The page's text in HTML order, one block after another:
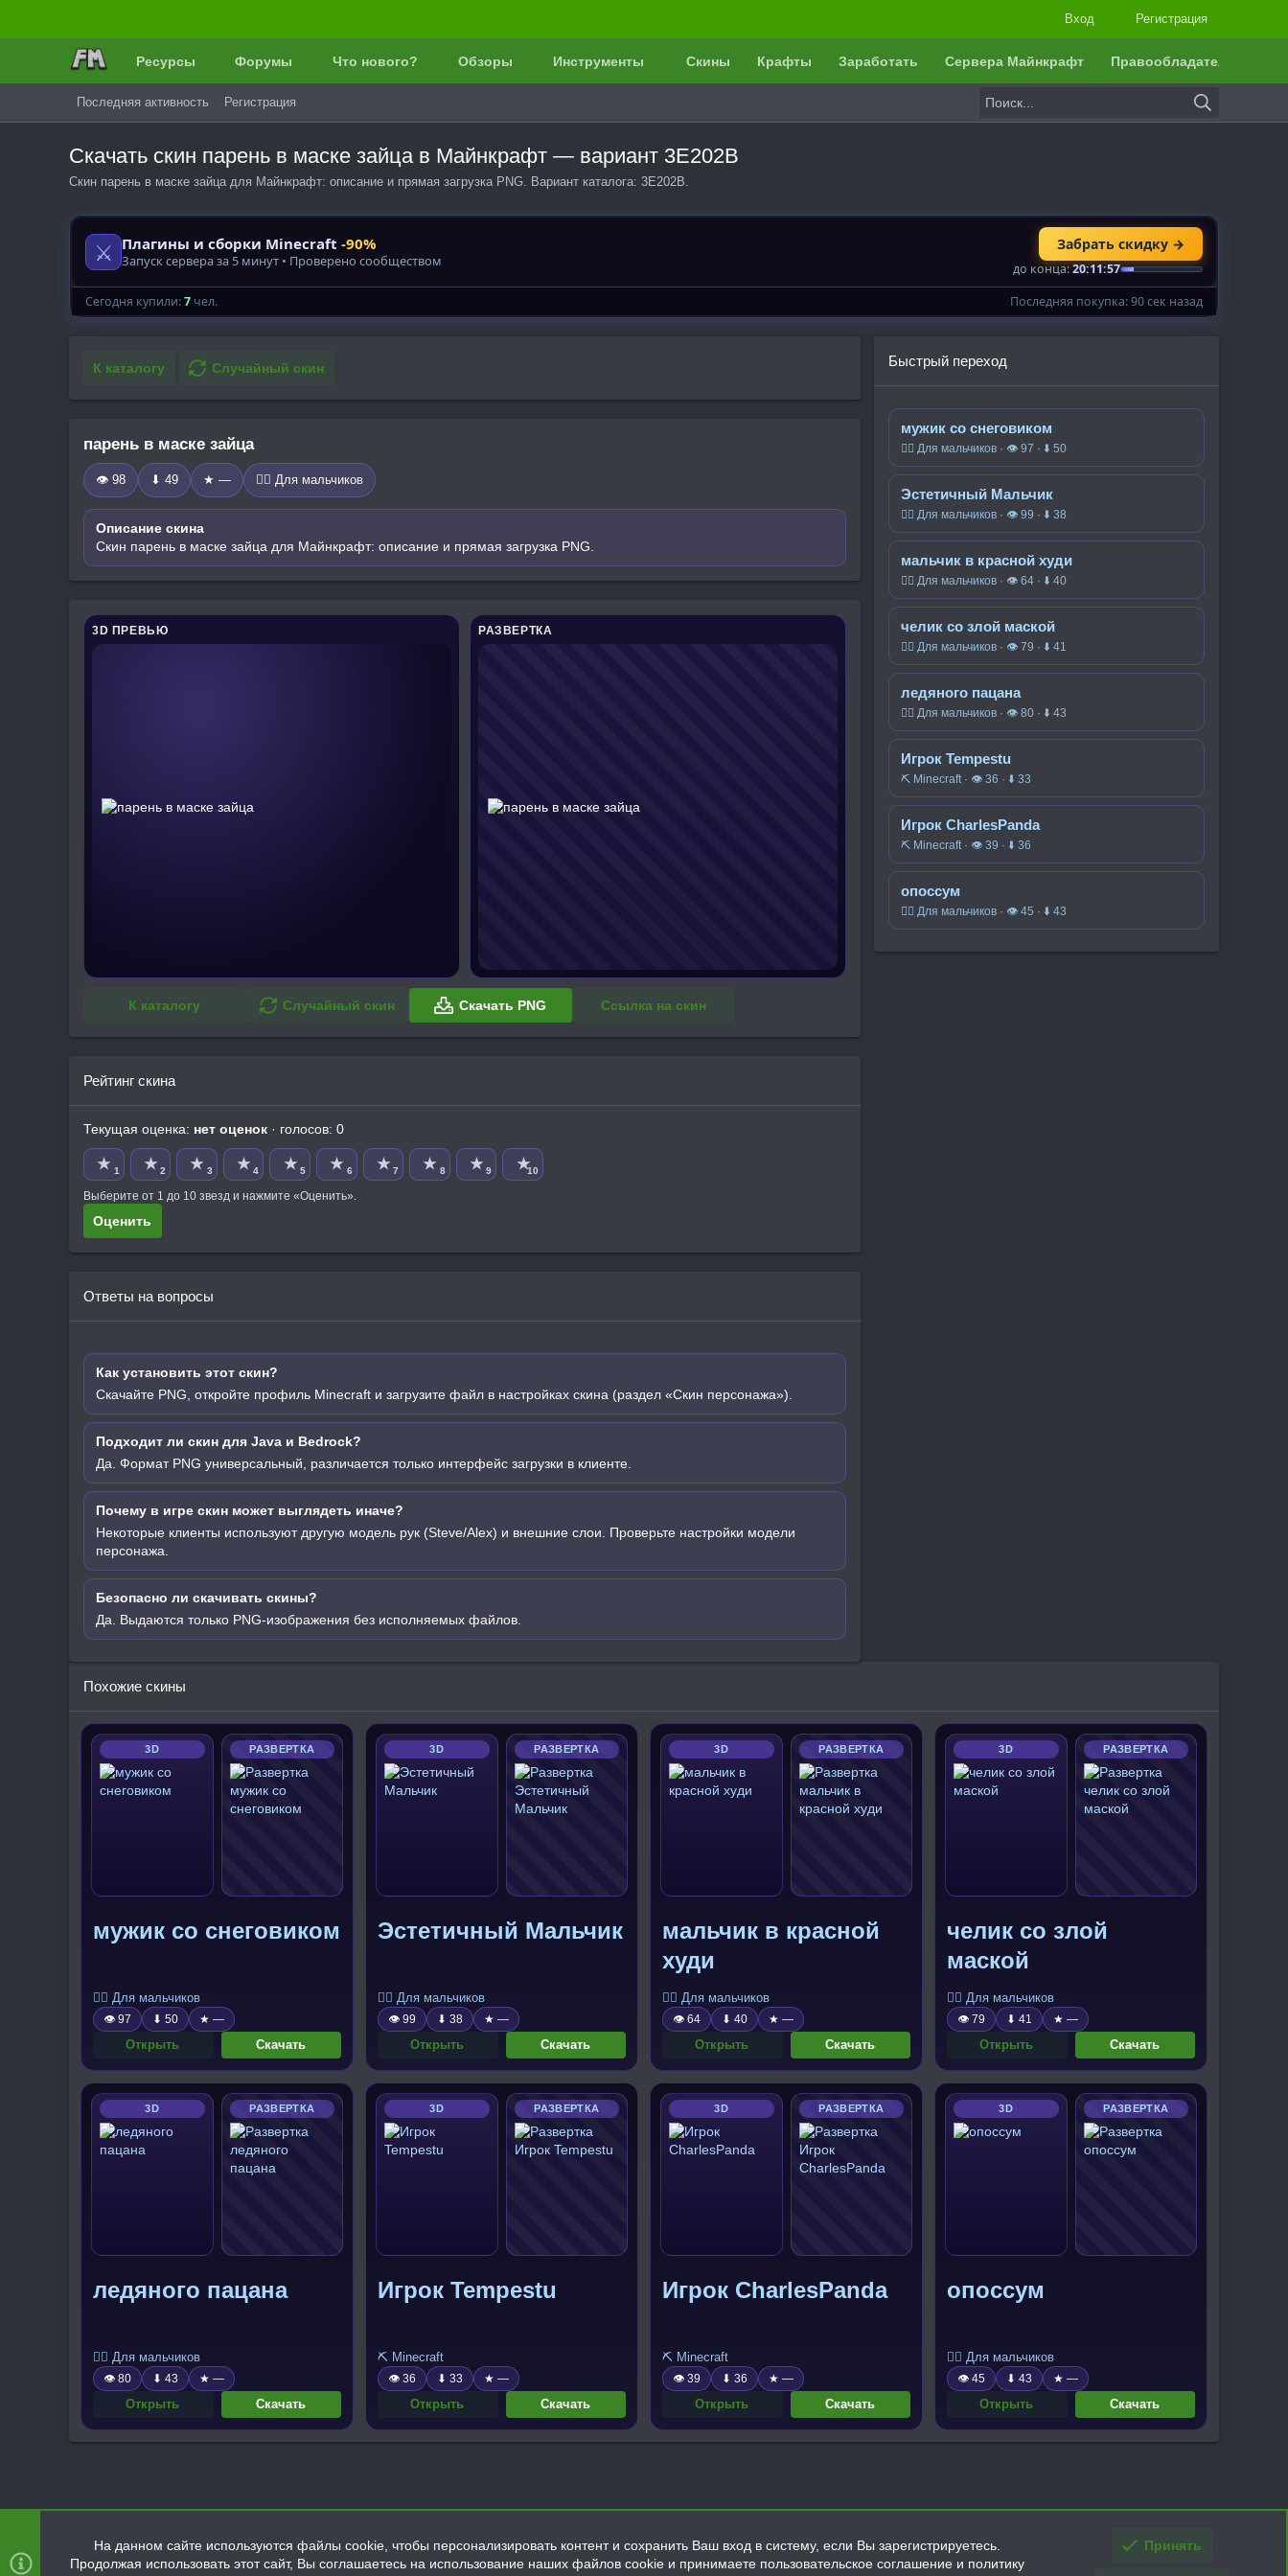
Вход Регистрация
Ресурсы Форумы Что нового? Обзоры Инструменты Скины Крафты Заработать Сервера Майнкрафт Правообладателям
Последняя активность Регистрация
Скачать скин парень в маске зайца в Майнкрафт — вариант 3E202B
Скин парень в маске зайца для Майнкрафт: описание и прямая загрузка PNG. Вариант каталога: 3E202B.
К каталогу Случайный скин
парень в маске зайца
👁 98 ⬇ 49 ★ — 🧍‍♂️ Для мальчиков
Описание скина
Скин парень в маске зайца для Майнкрафт: описание и прямая загрузка PNG.
3D ПРЕВЬЮ РАЗВЕРТКА
К каталогу Случайный скин Скачать PNG Ссылка на скин
Рейтинг скина
Текущая оценка: нет оценок · голосов: 0
★ 1 ★ 2 ★ 3 ★ 4 ★ 5 ★ 6 ★ 7 ★ 8 ★ 9 ★10
Выберите от 1 до 10 звезд и нажмите «Оценить».
Оценить
Ответы на вопросы
Как установить этот скин?
Скачайте PNG, откройте профиль Minecraft и загрузите файл в настройках скина (раздел «Скин персонажа»).
Подходит ли скин для Java и Bedrock?
Да. Формат PNG универсальный, различается только интерфейс загрузки в клиенте.
Почему в игре скин может выглядеть иначе?
Некоторые клиенты используют другую модель рук (Steve/Alex) и внешние слои. Проверьте настройки модели
персонажа.
Безопасно ли скачивать скины?
Да. Выдаются только PNG-изображения без исполняемых файлов.
Быстрый переход
мужик со снеговиком
🧍‍♂️ Для мальчиков · 👁 97 · ⬇ 50
Эстетичный Мальчик
🧍‍♂️ Для мальчиков · 👁 99 · ⬇ 38
мальчик в красной худи
🧍‍♂️ Для мальчиков · 👁 64 · ⬇ 40
челик со злой маской
🧍‍♂️ Для мальчиков · 👁 79 · ⬇ 41
ледяного пацана
🧍‍♂️ Для мальчиков · 👁 80 · ⬇ 43
Игрок Tempestu
⛏️ Minecraft · 👁 36 · ⬇ 33
Игрок CharlesPanda
⛏️ Minecraft · 👁 39 · ⬇ 36
опоссум
🧍‍♂️ Для мальчиков · 👁 45 · ⬇ 43
Похожие скины
3D РАЗВЕРТКА
мужик со снеговиком
🧍‍♂️ Для мальчиков
👁 97 ⬇ 50 ★ —
Открыть Скачать
3D РАЗВЕРТКА
Эстетичный Мальчик
🧍‍♂️ Для мальчиков
👁 99 ⬇ 38 ★ —
Открыть Скачать
3D РАЗВЕРТКА
мальчик в красной
худи
🧍‍♂️ Для мальчиков
👁 64 ⬇ 40 ★ —
Открыть Скачать
3D РАЗВЕРТКА
челик со злой
маской
🧍‍♂️ Для мальчиков
👁 79 ⬇ 41 ★ —
Открыть Скачать
3D РАЗВЕРТКА
ледяного пацана
🧍‍♂️ Для мальчиков
👁 80 ⬇ 43 ★ —
Открыть Скачать
3D РАЗВЕРТКА
Игрок Tempestu
⛏️ Minecraft
👁 36 ⬇ 33 ★ —
Открыть Скачать
3D РАЗВЕРТКА
Игрок CharlesPanda
⛏️ Minecraft
👁 39 ⬇ 36 ★ —
Открыть Скачать
3D РАЗВЕРТКА
опоссум
🧍‍♂️ Для мальчиков
👁 45 ⬇ 43 ★ —
Открыть Скачать
На данном сайте используются файлы cookie, чтобы персонализировать контент и сохранить Ваш вход в систему, если Вы зарегистрируетесь.
Продолжая использовать этот сайт, Вы соглашаетесь на использование наших файлов cookie и принимаете пользовательское соглашение и политику
Принять